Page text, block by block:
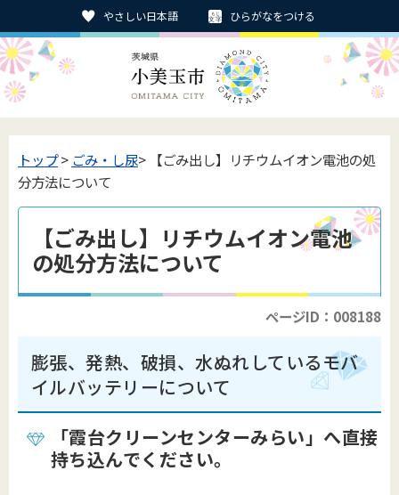
やさしい日本語 ひらがなをつける
トップ> ごみ・し尿> 【ごみ出し】リチウムイオン電池の処
分方法について
【ごみ出し】リチウムイオン電池
の処分方法について
ページID：008188
膨張、発熱、破損、水ぬれしているモバ
イルバッテリーについて
「霞台クリーンセンターみらい」へ直接
持ち込んでください。